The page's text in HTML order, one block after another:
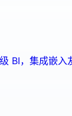
BI，集成嵌